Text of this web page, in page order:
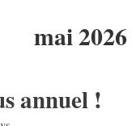
mai 2026
annuel !